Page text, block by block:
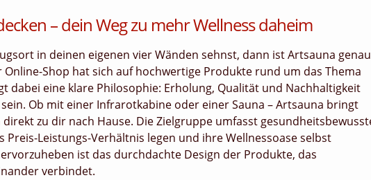
– dein Weg zu mehr Wellness daheim
in deinen eigenen vier Wänden sehnst, dann ist Artsauna genau
Shop hat sich auf hochwertige Produkte rund um das Thema
dabei eine klare Philosophie: Erholung, Qualität und Nachhaltigkeit
Ob mit einer Infrarotkabine oder einer Sauna – Artsauna bringt
zu dir nach Hause. Die Zielgruppe umfasst
Preis-Leistungs-Verhältnis legen und ihre Wellnessoase selbst
ist das durchdachte Design der Produkte, das
verbindet.